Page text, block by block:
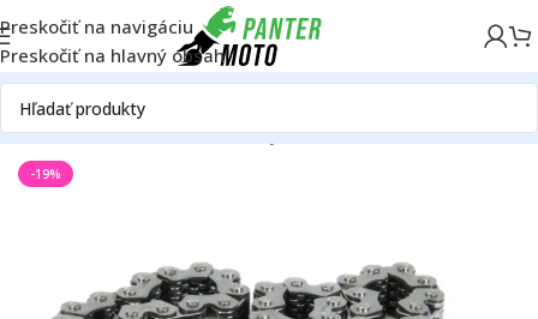
Preskočiť na navigáciu
Preskočiť na hlavný obsah
DomovATV/UTVMotorRozvodyRozvodové reťaze
-19%